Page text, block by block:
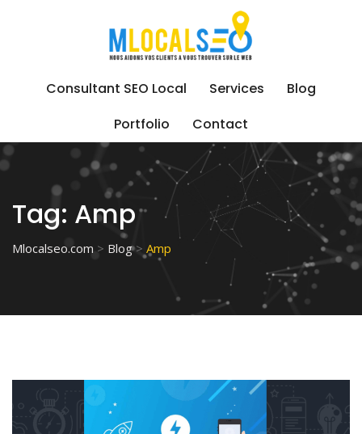
Consultant SEO Local Services
Blog
Portfolio
Contact
Tag: Amp
Mlocalseo.com > Blog> Amp